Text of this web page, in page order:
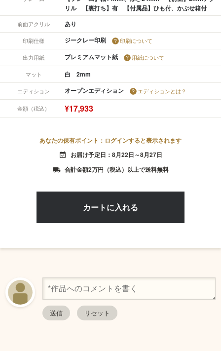
リル 【裏打ち】有 【付属品】ひも付、かぶせ箱付
前面アクリル あり
印刷仕様 ジークレー印刷 印刷について
出力用紙 プレミアムマット紙 用紙について
マット 白 2mm
エディション オープンエディション エディションとは？
金額（税込） ¥17,933
あなたの保有ポイント：ログインすると表示されます
event_available お届け予定日：8月22日～8月27日
local_shipping 合計金額2万円（税込）以上で送料無料